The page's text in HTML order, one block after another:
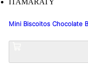
Mini Biscoitos Chocolate